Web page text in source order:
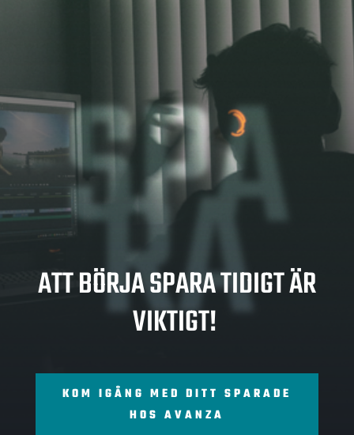
SPA
RA
ATT BÖRJA SPARA TIDIGT ÄR
VIKTIGT!
KOM IGÅNG MED DITT SPARADE
HOS AVANZA